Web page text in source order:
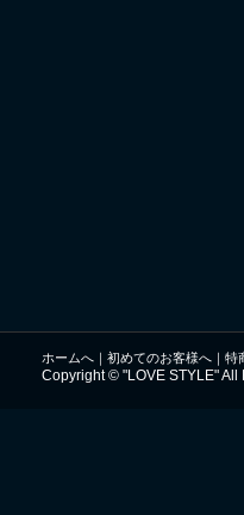
ホームへ 初めてのお客様へ 特
Copyright © "LOVE STYLE" All